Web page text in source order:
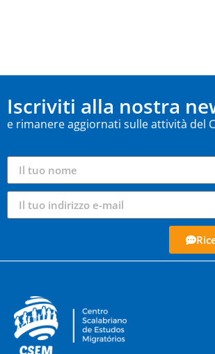
Iscriviti alla nostra
e rimanere aggiornati sulle attività del